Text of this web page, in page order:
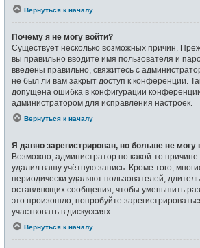
Вернуться к началу
Почему я не могу войти?
Существует несколько возможных причин.
вы правильно вводите имя пользователя и
введены правильно, свяжитесь с
не был ли вам закрыт доступ к конференции.
допущена ошибка в конфигурации
администратором для исправления настроек.
Вернуться к началу
Я давно зарегистрирован, но больше не могу
Возможно, администратор по какой-то причине
удалил вашу учётную запись. Кроме того,
периодически удаляют пользователей,
оставляющих сообщения, чтобы уменьшить
это произошло, попробуйте
участвовать в дискуссиях.
Вернуться к началу